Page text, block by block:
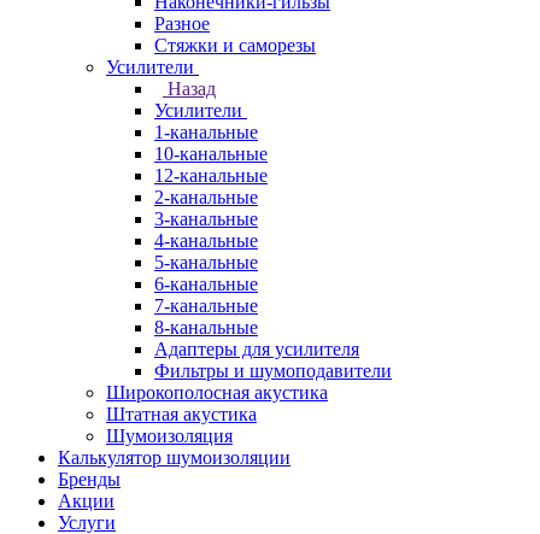
Разное
Стяжки и саморезы
Усилители
Назад
Усилители
1-канальные
10-канальные
12-канальные
2-канальные
3-канальные
4-канальные
5-канальные
6-канальные
7-канальные
8-канальные
Адаптеры для усилителя
Фильтры и шумоподавители
Широкополосная акустика
Штатная акустика
Шумоизоляция
Калькулятор шумоизоляции
Бренды
Акции
Услуги